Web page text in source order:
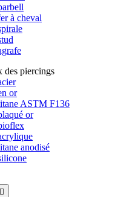
à cheval
des piercings
or
ASTM F136
or
anodisé
